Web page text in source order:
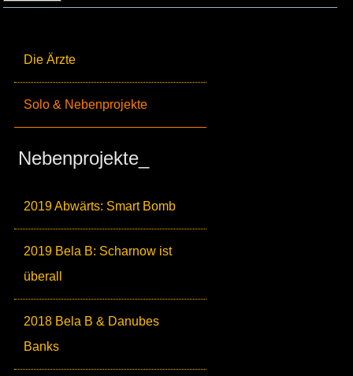
Die Ärzte
Solo & Nebenprojekte
Nebenprojekte_
2019 Abwärts: Smart Bomb
2019 Bela B: Scharnow ist
überall
2018 Bela B & Danubes
Banks